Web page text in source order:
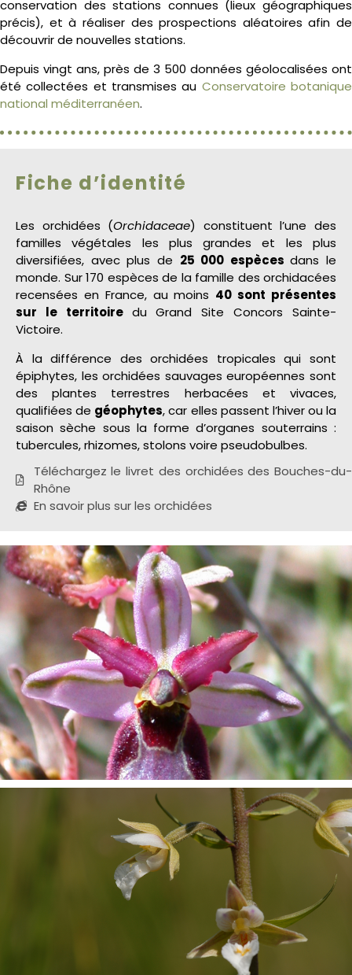
conservation des stations connues (lieux géographiques
précis), et à réaliser des prospections aléatoires afin de
découvrir de nouvelles stations.
Depuis vingt ans, près de 3 500 données géolocalisées ont
été collectées et transmises au Conservatoire botanique
national méditerranéen.
Fiche d’identité
Les orchidées (Orchidaceae) constituent l’une des
familles végétales les plus grandes et les plus
diversifiées, avec plus de 25 000 espècesdans le
monde. Sur 170 espèces de la famille des orchidacées
recensées en France, au moins 40 sont présentes
sur le territoire du Grand Site Concors Sainte-
Victoire.
À la différence des orchidées tropicales qui sont
épiphytes, les orchidées sauvages européennes sont
des plantes terrestres herbacées et vivaces,
qualifiées de géophytes, car elles passent l’hiver ou la
saison sèche sous la forme d’organes souterrains :
tubercules, rhizomes, stolons voire pseudobulbes.
Téléchargez le livret des orchidées des Bouches-du-
Rhône
En savoir plus sur les orchidées